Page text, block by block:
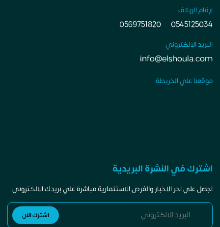
ارقام الهاتف
0545125034
0569751820
البريد الالكتروني
info@elshoula.com
موقعنا علي الخريطة
اشترك في النشرة البريدية
اجصل علي اخر الاخبار والفرص الاستثمارية مباشرة علي بريدك الالكتروني